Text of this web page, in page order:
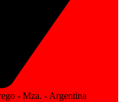
- Mza. - Argentina